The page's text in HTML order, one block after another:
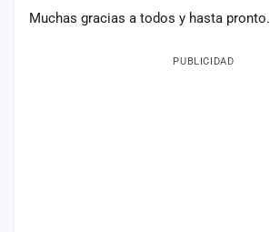
Muchas gracias a todos y hasta pronto.
PUBLICIDAD